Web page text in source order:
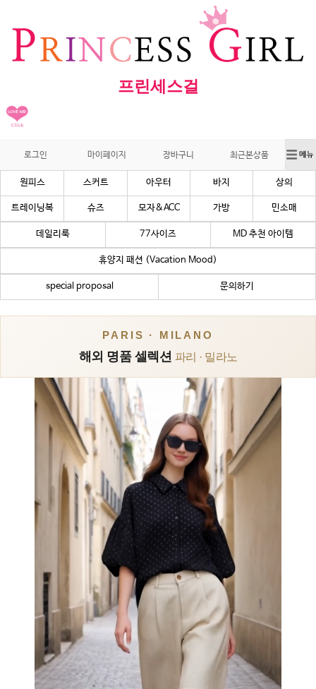
프린세스걸
로그인 마이페이지 장바구니 최근본상품
원피스 스커트 아우터 바지 상의
트레이닝복 슈즈 모자&ACC 가방 민소매
데일리룩 77사이즈 MD 추천 아이템
휴양지 패션 (Vacation Mood)
special proposal 문의하기
PARIS · MILANO
해외 명품 셀렉션 파리 · 밀라노